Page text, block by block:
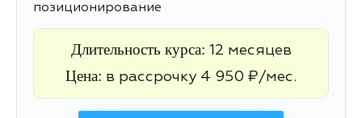
позиционирование
Длительность курса: 12 месяцев
Цена: в рассрочку 4 950 ₽/мес.